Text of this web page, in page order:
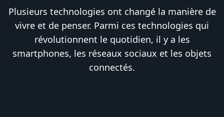
Plusieurs technologies ont changé la manière de
vivre et de penser. Parmi ces technologies qui
révolutionnent le quotidien, il y a les
smartphones, les réseaux sociaux et les objets
connectés.